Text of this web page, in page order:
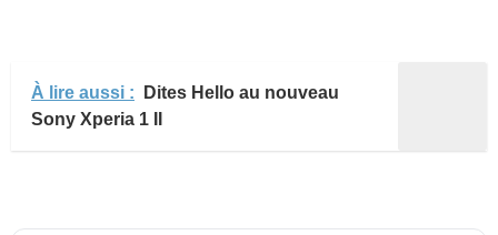
À lire aussi :
Dites Hello au nouveau
Sony Xperia 1 II